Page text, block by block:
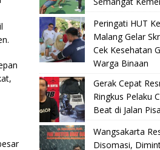
Peringati HUT
Malang Gelar
Cek Kesehatan
Warga Binaan
Gerak Cepat
Ringkus Pelaku
Beat di Jalan
Wangsakarta
Disomasi,